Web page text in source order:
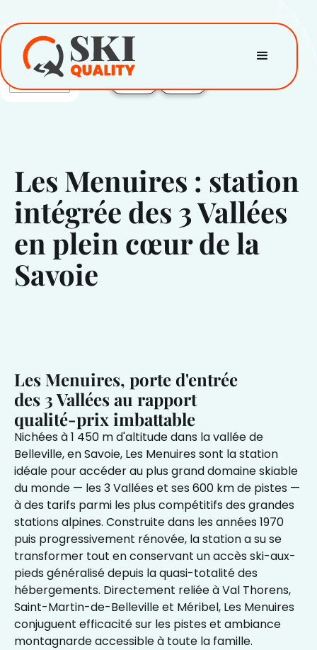
Les Menuires : station
intégrée des 3 Vallées
en plein cœur de la
Savoie
Les Menuires, porte d'entrée
des 3 Vallées au rapport
qualité-prix imbattable
Nichées à 1 450 m d'altitude dans la vallée de
Belleville, en Savoie, Les Menuires sont la station
idéale pour accéder au plus grand domaine skiable
du monde — les 3 Vallées et ses 600 km de pistes —
à des tarifs parmi les plus compétitifs des grandes
stations alpines. Construite dans les années 1970
puis progressivement rénovée, la station a su se
transformer tout en conservant un accès ski-aux-
pieds généralisé depuis la quasi-totalité des
hébergements. Directement reliée à Val Thorens,
Saint-Martin-de-Belleville et Méribel, Les Menuires
conjuguent efficacité sur les pistes et ambiance
montagnarde accessible à toute la famille.